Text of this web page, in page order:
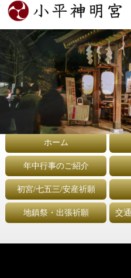
ホーム
年中行事のご紹介
初宮/七五三/安産祈願
地鎮祭・出張祈願 交